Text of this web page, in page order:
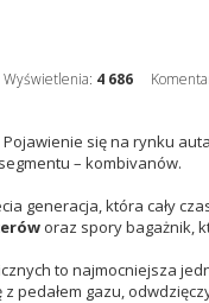
Wyświetlenia: 4 686
się na rynku
– kombivanów.
generacja, która cały
oraz spory bagażnik,
to najmocniejsza
pedałem gazu,